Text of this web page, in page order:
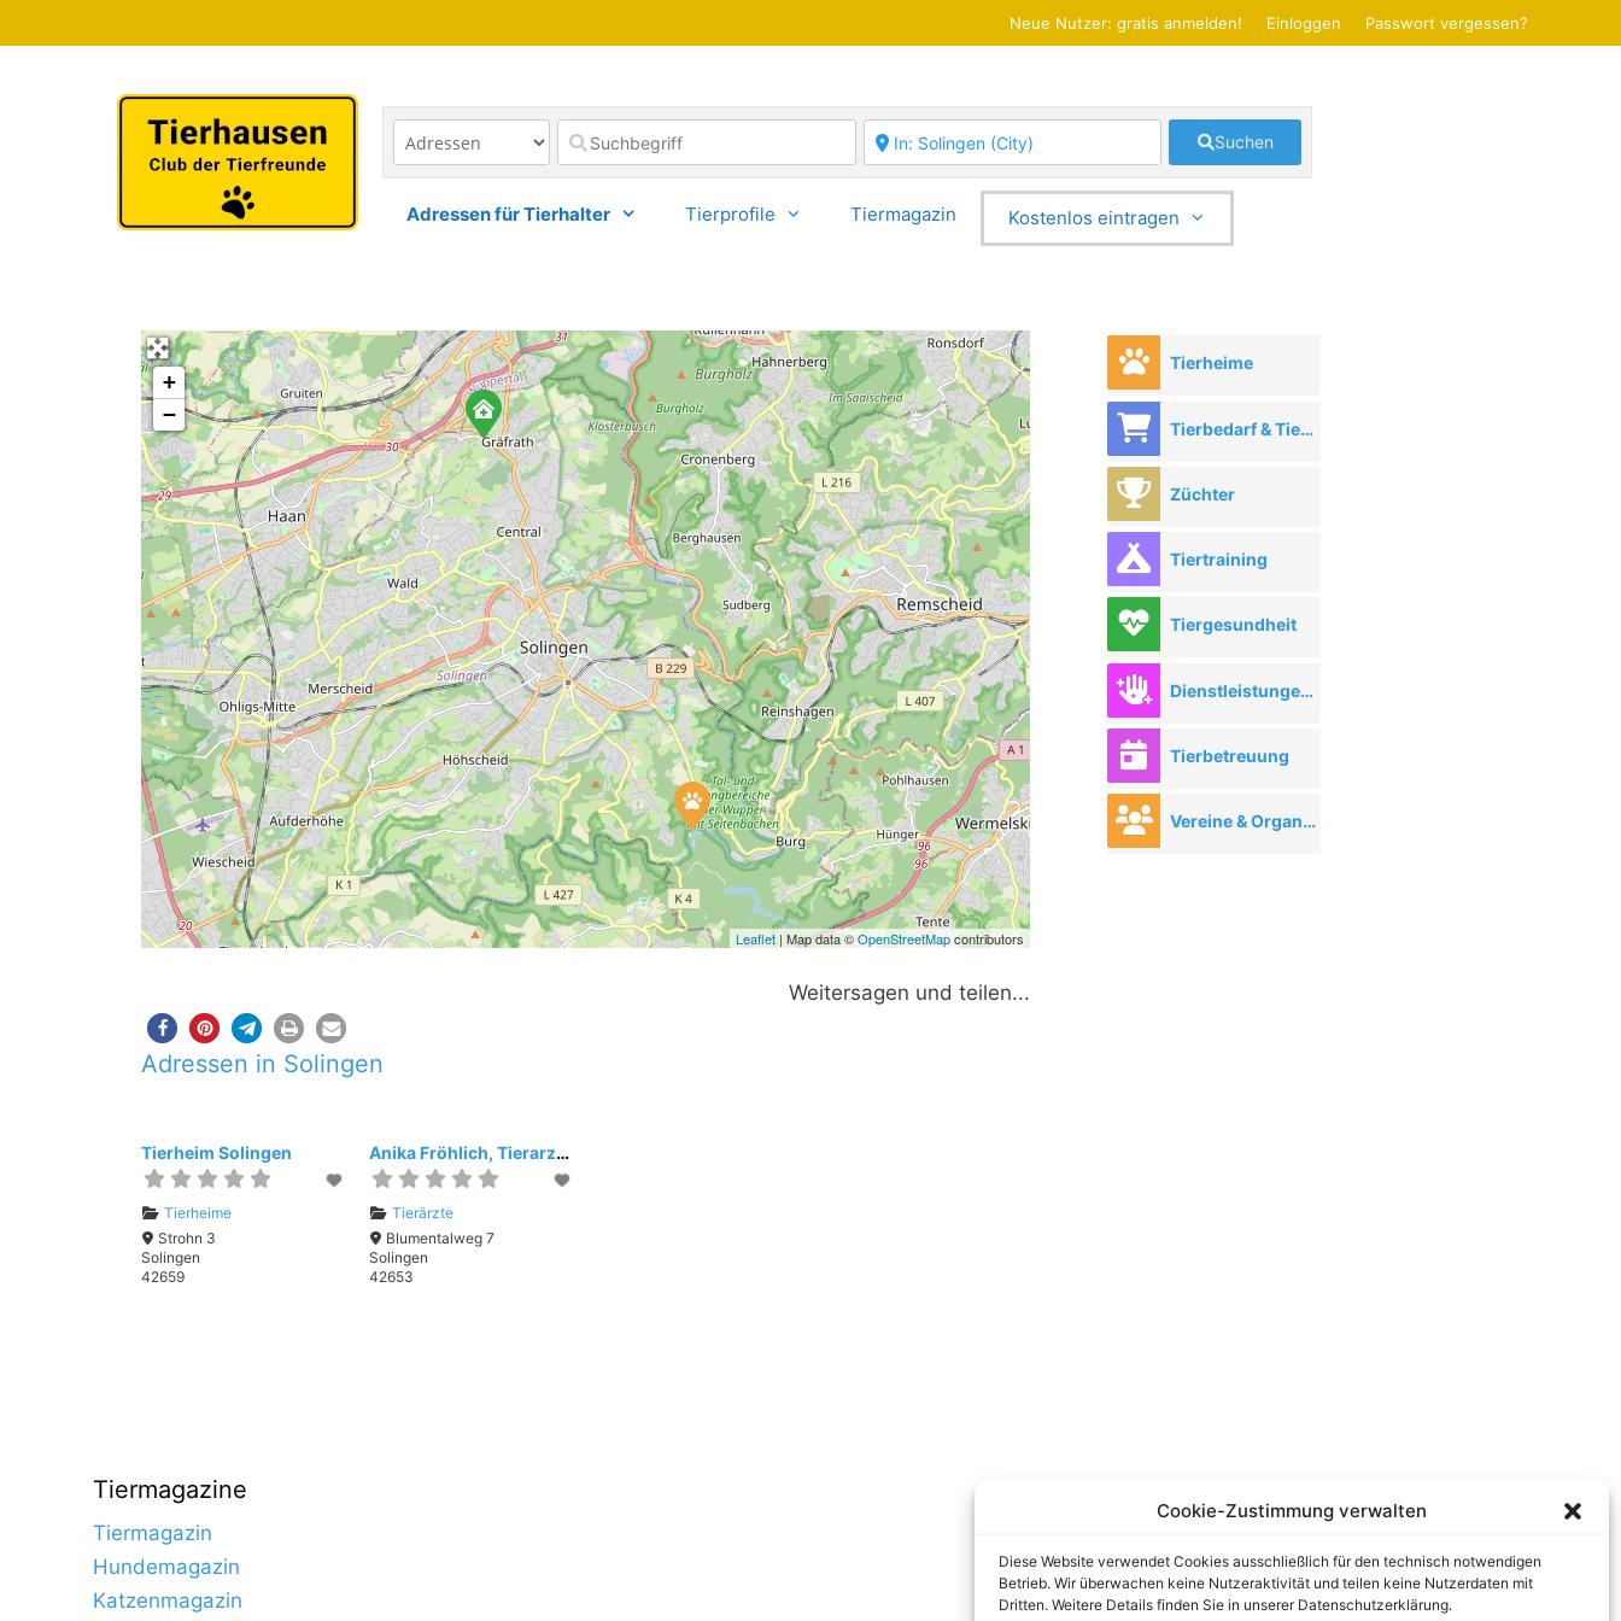
Cookie-Zustimmung verwalten
Diese Website verwendet Cookies ausschließlich für den technisch notwendigen
Betrieb. Wir überwachen keine Nutzeraktivität und teilen keine Nutzerdaten mit
Dritten. Weitere Details finden Sie in unserer Datenschutzerklärung.
Inhalt
Neue Nutzer: gratis anmelden! Einloggen Passwort vergessen?
Suchen
Adressen für Tierhalter Tierprofile Tiermagazin Kostenlos eintragen
+
−
Leaflet | Map data ©OpenStreetMapcontributors
Weitersagen und teilen...
Adressen in Solingen
Tierheim Solingen
Tierheime
Strohn 3
Solingen
42659
Anika Fröhlich, Tierarztpraxis
Tierärzte
Blumentalweg 7
Solingen
42653
Tierheime
Tierbedarf & Tierhandel
Züchter
Tiertraining
Tiergesundheit
Dienstleistungen rund ums Tier
Tierbetreuung
Vereine & Organisationen
Tiermagazine
Tiermagazin
Hundemagazin
Katzenmagazin